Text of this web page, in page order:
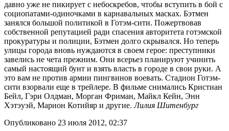
давно уже не пикирует с небоскребов, чтобы вступить в бой с
социопатами-одиночками в карнавальных масках. Бэтмен
занялся большой политикой в Готэм-сити. Пожертвовав
собственной репутацией ради спасения авторитета готэмской
прокуратуры и полиции, Бэтмен долго скрывался. Но теперь
улицы города вновь нуждаются в своем герое: преступники
завелись не чета прежним. Они всерьез планируют учинить
самый настоящий бунт и взять власть в городе в свои руки. А
это вам не против армии пингвинов воевать. Стадион Готэм-
сити взорвали еще в трейлере. В фильме снимались Кристиан
Бейл, Гэри Олдман, Морган Фриман, Майкл Кейн, Энн
Хэтэуэй, Марион Котийяр и другие.Лилия Шитенбург
Опубликовано 23 июля 2012, 02:37